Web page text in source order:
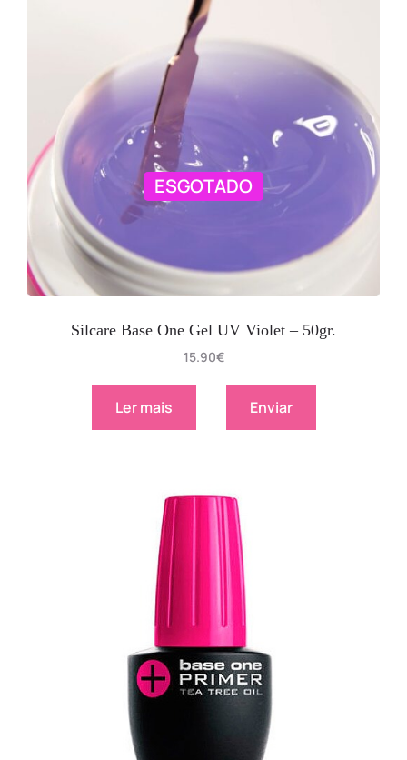
ESGOTADO
Silcare Base One Gel UV Violet – 50gr.
15.90€
Ler mais Enviar